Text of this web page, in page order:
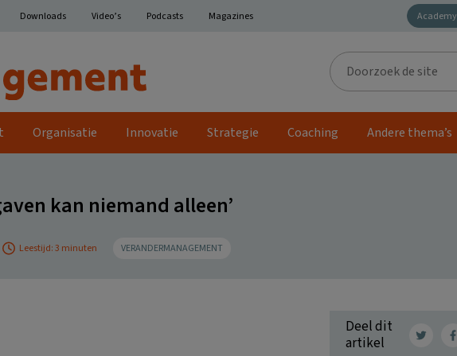
Downloads Video’s Podcasts Magazines Academy
Doorzoek
de
site
Organisatie Innovatie Strategie Coaching Andere thema’s
kan niemand alleen’
Leestijd: 3 minuten VERANDERMANAGEMENT
Deel dit
artikel